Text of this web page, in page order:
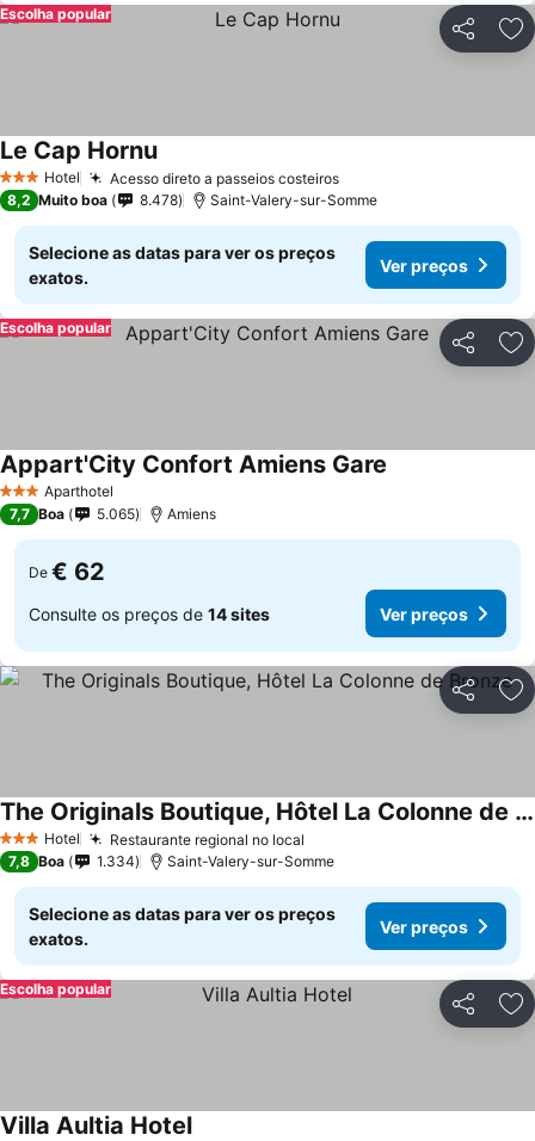
Partilhar
Escolha popular
3 EstrelasHotel Acesso direto a passeios costeiros
Le Cap Hornu
8,2 Muito boa 8.478 Saint-Valery-sur-Somme
Selecione as datas para ver os preços
exatos.
Ver preços
Partilhar
Escolha popular
3 EstrelasAparthotel
Appart'City Confort Amiens Gare
7,7 Boa 5.065 Amiens
De € 62
Consulte os preços de 14 sites Ver preços
Partilhar
3 EstrelasHotel Restaurante regional no local
The Originals Boutique, Hôtel La Colonne de Bronze
7,8 Boa 1.334 Saint-Valery-sur-Somme
Selecione as datas para ver os preços
exatos.
Ver preços
Partilhar
Escolha popular
Villa Aultia Hotel